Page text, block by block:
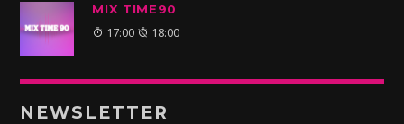
MIX TIME90
17:00 18:00
NEWSLETTER